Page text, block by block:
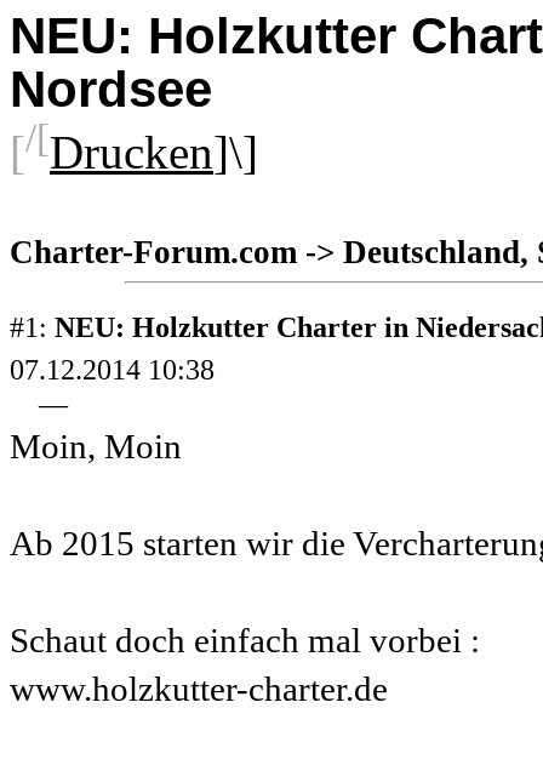
NEU: Holzkutter
Nordsee
[/[Drucken]\]
Charter-Forum.com -> Deutschland,
#1: NEU: Holzkutter Charter in
07.12.2014 10:38
—
Moin, Moin
Ab 2015 starten wir die
Schaut doch einfach mal vorbei :
www.holzkutter-charter.de